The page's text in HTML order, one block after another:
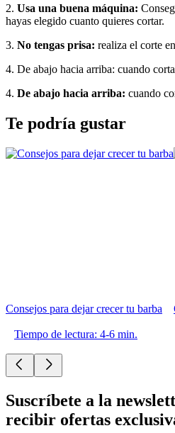
2. Usa una buena máquina:
hayas elegido cuanto quieres cortar.
3. No tengas prisa: realiza el corte
4. De abajo hacia arriba: cuando
4. De abajo hacia arriba: cuando
Te podría gustar
Consejos para dejar crecer tu barba
Tiempo de lectura: 4-6 min.
Suscríbete a la
recibir ofertas